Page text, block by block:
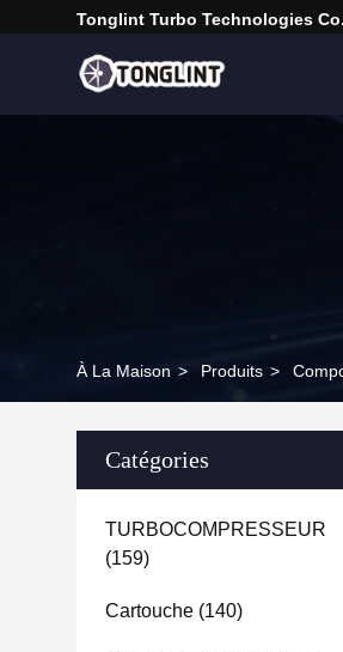
Tonglint Turbo Technologies
À La Maison > Produits >
Catégories
TURBOCOMPRESSEUR
(159)
Cartouche (140)